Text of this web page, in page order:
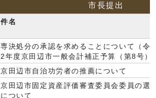
市長提出
件名
専決処分の承認を求めることについて（令
2年度京田辺市一般会計補正予算（第8号）
京田辺市自治功労者の推薦について
京田辺市固定資産評価審査委員会委員の選
について